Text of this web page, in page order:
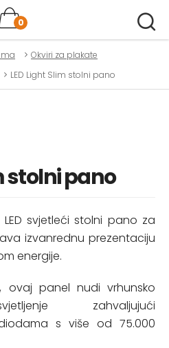
0
Okviri za plakate
LED Light Slim stolni pano
stolni pano
svjetleći stolni pano za
izvanrednu prezentaciju
energije.
ovaj panel nudi vrhunsko
zahvaljujući
diodama s više od 75.000